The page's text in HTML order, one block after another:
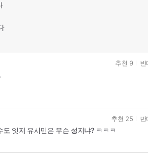
추천 9 반
잇지 유시민은 무슨 성지냐? ㅋㅋㅋ
추천 25 반